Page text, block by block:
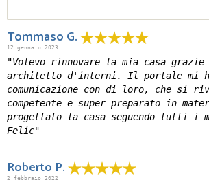
Tommaso G.
12 gennaio 2023
"Volevo rinnovare la mia casa
architetto d'interni. Il portale mi
comunicazione con di loro, che si
competente e super preparato in
progettato la casa seguendo tutti i
Felic"
Roberto P.
2 febbraio 2022